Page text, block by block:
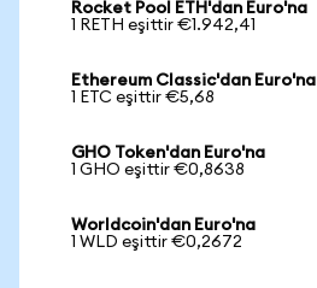
Rocket Pool ETH'dan Euro'na
1 RETH eşittir €1.942,41
Ethereum Classic'dan Euro'na
1 ETC eşittir €5,68
GHO Token'dan Euro'na
1 GHO eşittir €0,8638
Worldcoin'dan Euro'na
1 WLD eşittir €0,2672